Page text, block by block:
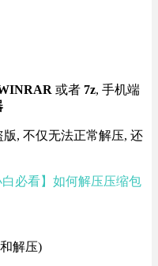
或者 7z, 手机端
, 不仅无法正常解压, 还
白必看】如何解压压缩包
解压)